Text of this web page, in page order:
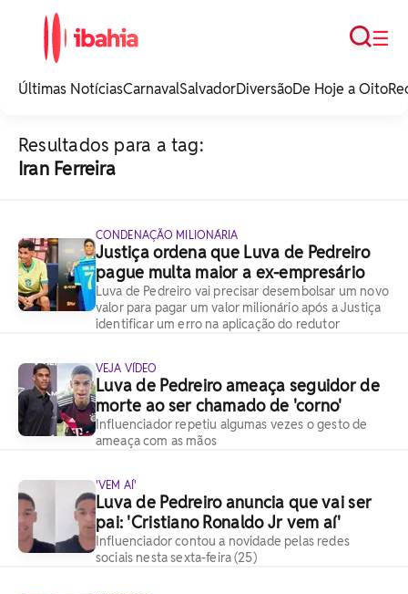
noticias e
☰
Busca
Últimas NotíciasCarnavalSalvadorDiversãoDe Hoje a Oito
Resultados para a tag:
Iran Ferreira
CONDENAÇÃO MILIONÁRIA
Justiça ordena que Luva de Pedreiro
pague multa maior a ex-empresário
Luva de Pedreiro vai precisar desembolsar um novo
valor para pagar um valor milionário após a Justiça
identificar um erro na aplicação do redutor
VEJA VÍDEO
Luva de Pedreiro ameaça seguidor de
morte ao ser chamado de 'corno'
Influenciador repetiu algumas vezes o gesto de
ameaça com as mãos
'VEM AÍ'
Luva de Pedreiro anuncia que vai ser
pai: 'Cristiano Ronaldo Jr vem aí'
Influenciador contou a novidade pelas redes
sociais nesta sexta-feira (25)